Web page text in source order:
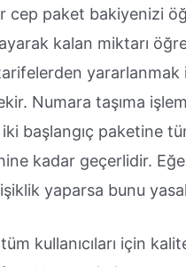
cep paket bakiyenizi
kalan miktarı
yararlanmak
Numara taşıma
başlangıç paketine
kadar geçerlidir.
yaparsa bunu
kullanıcıları için